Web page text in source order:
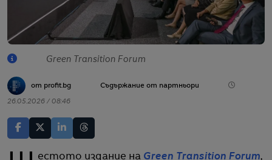
Green Transition Forum
от profit.bg Съдържание от партньори
26.05.2026 / 08:46
Шестото издание на Green Transition Forum,